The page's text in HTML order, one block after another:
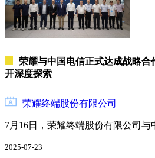
药
体
育
通
信
食
品
料
荣耀与中国电信正式达成战略合
开深度探索
荣耀终端股份有限公司
7月16日，荣耀终端股份有限公司与
2025-07-23